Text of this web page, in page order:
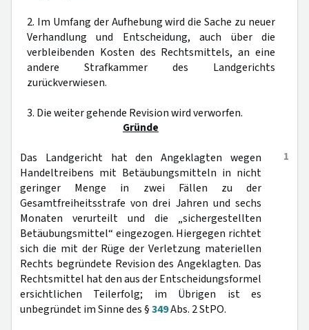
2. Im Umfang der Aufhebung wird die Sache zu neuer
Verhandlung und Entscheidung, auch über die
verbleibenden Kosten des Rechtsmittels, an eine
andere Strafkammer des Landgerichts
zurückverwiesen.
3. Die weiter gehende Revision wird verworfen.
Gründe
1
Das Landgericht hat den Angeklagten wegen
Handeltreibens mit Betäubungsmitteln in nicht
geringer Menge in zwei Fällen zu der
Gesamtfreiheitsstrafe von drei Jahren und sechs
Monaten verurteilt und die „sichergestellten
Betäubungsmittel“ eingezogen. Hiergegen richtet
sich die mit der Rüge der Verletzung materiellen
Rechts begründete Revision des Angeklagten. Das
Rechtsmittel hat den aus der Entscheidungsformel
ersichtlichen Teilerfolg; im Übrigen ist es
unbegründet im Sinne des §349Abs. 2 StPO.